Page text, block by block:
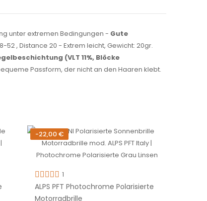
unter extremen Bedingungen - Gute
, Distance 20 - Extrem leicht, Gewicht: 20gr.
(VLT 11%, Blöcke
Passform, der nicht an den Haaren klebt.
-22,00 €
1
ALPS PFT Photochrome Polarisierte
Motorradbrille